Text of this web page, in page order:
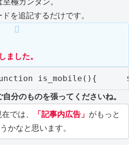
極カンタン。
を追記するだけです。
ました。
function is_mobile(){
分のものを張ってくださいね。
では、 「記事内広告」 がもっと
かなと思います。